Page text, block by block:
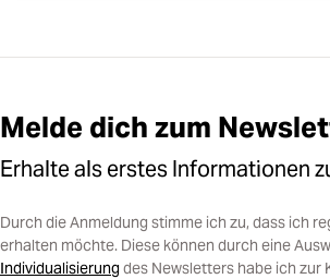
Melde dich zum
Erhalte als erstes Informationen
Durch die Anmeldung stimme ich zu, dass ich
erhalten möchte. Diese können durch eine
Individualisierungdes Newsletters habe ich zur